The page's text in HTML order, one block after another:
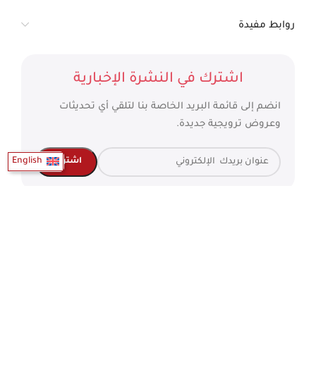
روابط مفيدة
اشترك في النشرة الإخبارية
انضم إلى قائمة البريد الخاصة بنا لتلقي أي تحديثات
وعروض ترويجية جديدة.
English